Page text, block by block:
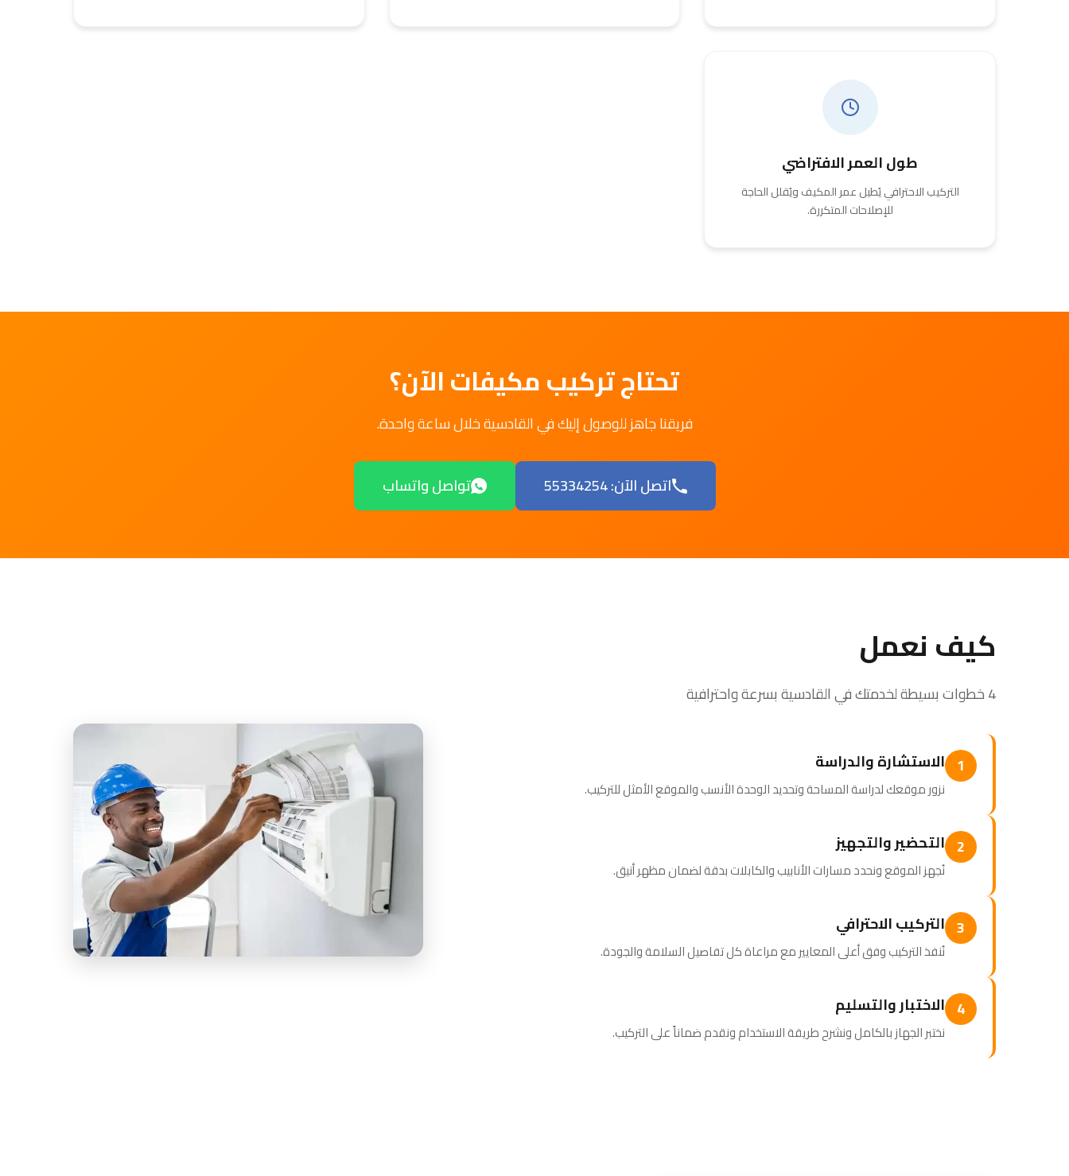
طول العمر الافتراضي
التركيب الاحترافي يُطيل عمر المكيف ويُقلل الحاجة
للإصلاحات المتكررة.
تحتاج تركيب مكيفات الآن؟
فريقنا جاهز للوصول إليك في القادسية خلال ساعة واحدة.
اتصل الآن: 55334254 تواصل واتساب
كيف نعمل
4 خطوات بسيطة لخدمتك في القادسية بسرعة واحترافية
1 الاستشارة والدراسة
نزور موقعك لدراسة المساحة وتحديد الوحدة الأنسب والموقع الأمثل للتركيب.
2 التحضير والتجهيز
نُجهز الموقع ونحدد مسارات الأنابيب والكابلات بدقة لضمان مظهر أنيق.
3 التركيب الاحترافي
نُنفذ التركيب وفق أعلى المعايير مع مراعاة كل تفاصيل السلامة والجودة.
4 الاختبار والتسليم
نختبر الجهاز بالكامل ونشرح طريقة الاستخدام ونقدم ضماناً على التركيب.